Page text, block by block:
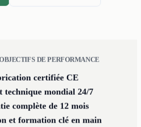
DE PERFORMANCE
certifiée CE
technique mondial 24/7
complète de 12 mois
et formation clé en main